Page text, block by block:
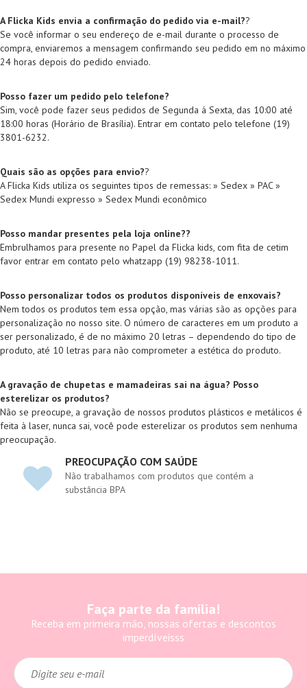
A Flicka Kids envia a confirmação do pedido via e-mail??
Se você informar o seu endereço de e-mail durante o processo de
compra, enviaremos a mensagem confirmando seu pedido em no máximo
24 horas depois do pedido enviado.
Posso fazer um pedido pelo telefone?
Sim, você pode fazer seus pedidos de Segunda á Sexta, das 10:00 até
18:00 horas (Horário de Brasília). Entrar em contato pelo telefone (19)
3801-6232.
Quais são as opções para envio??
A Flicka Kids utiliza os seguintes tipos de remessas: » Sedex » PAC »
Sedex Mundi expresso » Sedex Mundi econômico
Posso mandar presentes pela loja online??
Embrulhamos para presente no Papel da Flicka kids, com fita de cetim
favor entrar em contato pelo whatzapp (19) 98238-1011.
Posso personalizar todos os produtos disponíveis de enxovais?
Nem todos os produtos tem essa opção, mas várias são as opções para
personalização no nosso site. O número de caracteres em um produto a
ser personalizado, é de no máximo 20 letras – dependendo do tipo de
produto, até 10 letras para não comprometer a estética do produto.
A gravação de chupetas e mamadeiras sai na água? Posso
esterelizar os produtos?
Não se preocupe, a gravação de nossos produtos plásticos e metálicos é
feita à laser, nunca sai, você pode esterelizar os produtos sem nenhuma
preocupação.
PREOCUPAÇÃO COM SAÚDE
Não trabalhamos com produtos que contém a
substância BPA
Faça parte da família!
Receba em primeira mão, nossas ofertas e descontos
imperdíveisss